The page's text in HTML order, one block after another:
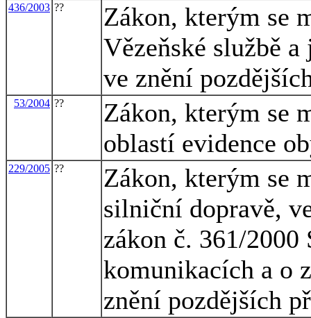
436/2003 ??
Zákon, kterým se
Vězeňské službě
ve znění
53/2004 ??
Zákon, kterým se
oblastí evidence
229/2005 ??
Zákon, kterým se
silniční dopravě,
zákon č. 361/2000
komunikacích a o
znění pozdějších